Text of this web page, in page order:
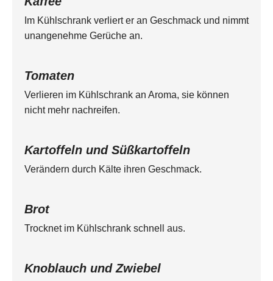
Im Kühlschrank verliert er an Geschmack und nimmt
unangenehme Gerüche an.
Tomaten
Verlieren im Kühlschrank an Aroma, sie können
nicht mehr nachreifen.
Kartoffeln und Süßkartoffeln
Verändern durch Kälte ihren Geschmack.
Brot
Trocknet im Kühlschrank schnell aus.
Knoblauch und Zwiebel